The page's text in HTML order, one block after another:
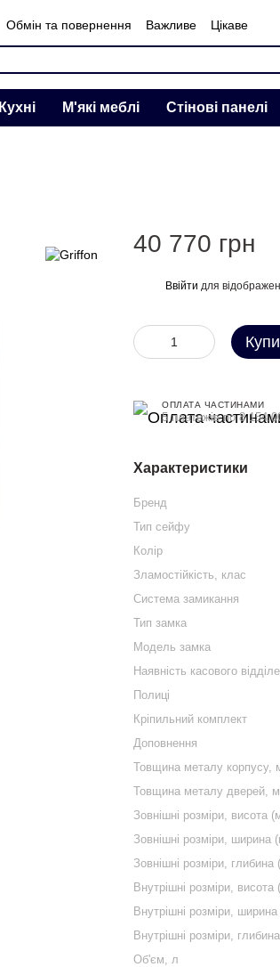
Обмін та повернення Важливе
Цікаве
Кухні М'які меблі Стінові панелі
40 770 грн
Ввійти для
ОПЛАТА ЧАСТИНАМИ
5 платежів по 8
Характеристики
Бренд
Тип сейфу
Колір
Зламостійкість, клас
Система замикання
Тип замка
Модель замка
Наявність касового
Полиці
Кріпильний комплект
Доповнення
Товщина металу корпусу,
Товщина металу дверей,
Зовнішні розміри, висота
Зовнішні розміри, ширина
Зовнішні розміри,
Внутрішні розміри,
Внутрішні розміри,
Внутрішні розміри,
Об'єм, л